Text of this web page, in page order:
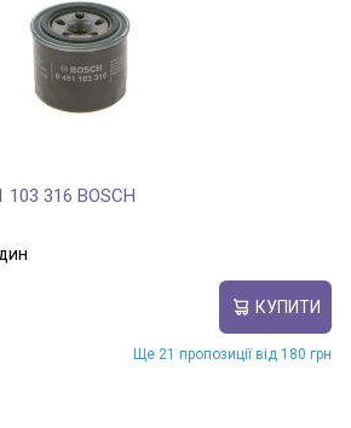
103 316 BOSCH
КУПИТИ
Ще 21 пропозиції від 180 грн